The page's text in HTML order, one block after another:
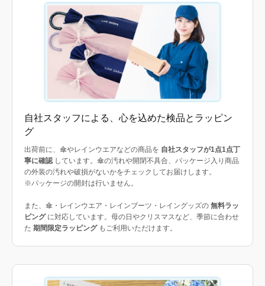
自社スタッフによる、心を込めた検品とラッピン
グ
出荷前に、傘やレインウエアなどの商品を 自社スタッフが1点1点丁
寧に確認しています。傘の汚れや開閉不具合、パッケージ入り商品
の外装の汚れや破損がないかをチェックしてお届けします。
※パッケージの開封は行いません。
また、傘・レインウエア・レインブーツ・レイングッズの 無料ラッ
ピングに対応しています。母の日やクリスマスなど、季節に合わせ
た 期間限定ラッピングもご利用いただけます。